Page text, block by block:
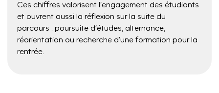
Ces chiffres valorisent l’engagement des étudiants
et ouvrent aussi la réflexion sur la suite du
parcours : poursuite d’études, alternance,
réorientation ou recherche d’une formation pour la
rentrée.